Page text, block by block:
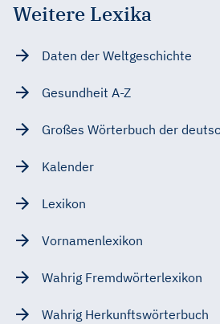
Weitere Lexika
Daten der Weltgeschichte
Gesundheit A-Z
Großes Wörterbuch der
Kalender
Lexikon
Vornamenlexikon
Wahrig Fremdwörterlexikon
Wahrig Herkunftswörterbuch